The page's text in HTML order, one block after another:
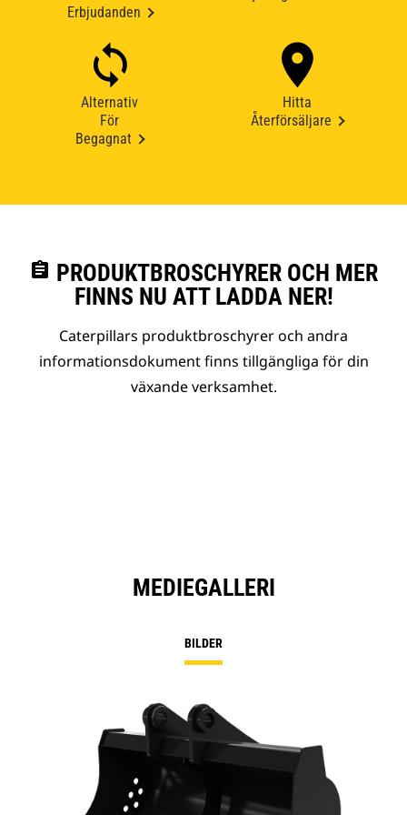
Erbjudanden
Alternativ
För
Begagnat
Hitta
Återförsäljare
assignment PRODUKTBROSCHYRER OCH MER
FINNS NU ATT LADDA NER!
Caterpillars produktbroschyrer och andra
informationsdokument finns tillgängliga för din
växande verksamhet.
MEDIEGALLERI
BILDER